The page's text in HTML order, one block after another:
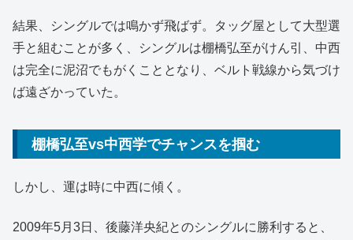
結果、シングルでは鳴かず飛ばず。タッグ屋として大型選
手と組むことが多く、シングルは棚橋弘至がけん引、中西
は完全に泥沼でもがくこととなり、ベルト戦線から気づけ
ば遠ざかっていた。
棚橋弘至vs中西学でチャンスを掴む
しかし、運は時に中西に傾く。
2009年5月3日、後藤洋央紀とのシングルに勝利すると、